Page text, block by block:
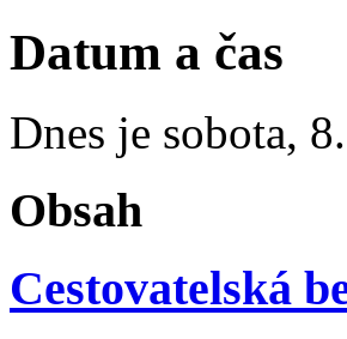
Datum a čas
Dnes je sobota,
Obsah
Cestovatelská